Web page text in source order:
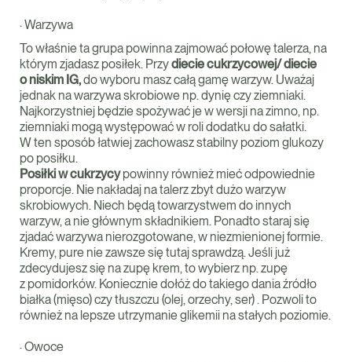
· Warzywa
To właśnie ta grupa powinna zajmować połowę talerza, na
którym zjadasz posiłek. Przydiecie cukrzycowej/ diecie
o niskim IG,do wyboru masz całą gamę warzyw. Uważaj
jednak na warzywa skrobiowe np. dynię czy ziemniaki.
Najkorzystniej będzie spożywać je w wersji na zimno, np.
ziemniaki mogą występować w roli dodatku do sałatki.
W ten sposób łatwiej zachowasz stabilny poziom glukozy
po posiłku.
Posiłki w cukrzycypowinny również mieć odpowiednie
proporcje. Nie nakładaj na talerz zbyt dużo warzyw
skrobiowych. Niech będą towarzystwem do innych
warzyw, a nie głównym składnikiem. Ponadto staraj się
zjadać warzywa nierozgotowane, w niezmienionej formie.
Kremy, pure nie zawsze się tutaj sprawdzą. Jeśli już
zdecydujesz się na zupę krem, to wybierz np. zupę
z pomidorków. Koniecznie dołóż do takiego dania źródło
białka (mięso) czy tłuszczu (olej, orzechy, ser) . Pozwoli to
również na lepsze utrzymanie glikemii na stałych poziomie.
· Owoce